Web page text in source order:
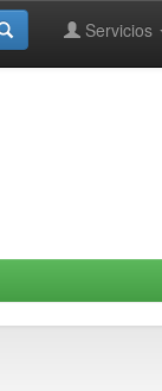
Servicios